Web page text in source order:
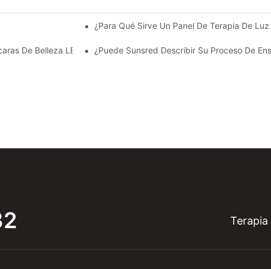
Terapia Con Luz Roja?¿Para Qué Sirve Un Panel De Terapia De Luz
De Belleza LED De Sunsred Durante Los Últimos 12 Meses?
¿Puede Sunsred Describir Su Proceso De
Terapia